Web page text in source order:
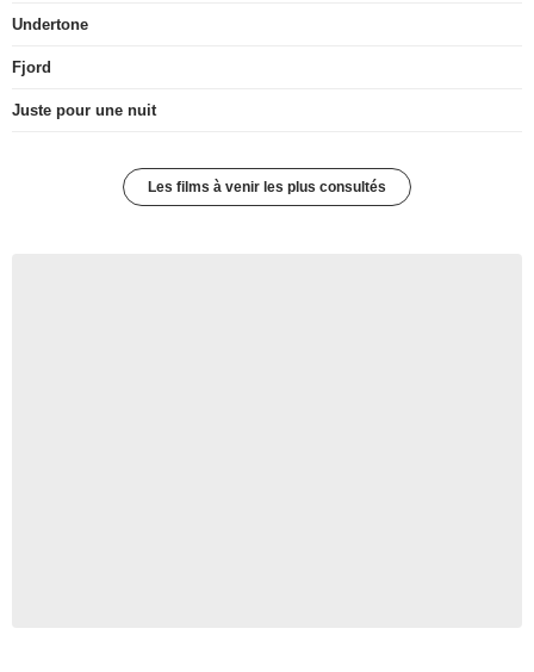
Undertone
Fjord
Juste pour une nuit
Les films à venir les plus consultés